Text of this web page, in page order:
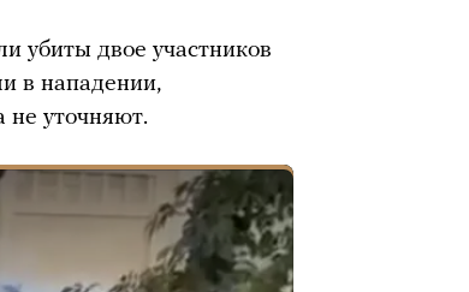
двое участников
в нападении,
не уточняют.